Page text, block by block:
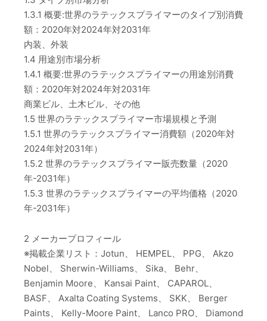
1.3.1 概要:世界のラテックスプライマーのタイプ別消費
額：2020年対2024年対2031年
内装、外装
1.4 用途別市場分析
1.4.1 概要:世界のラテックスプライマーの用途別消費
額：2020年対2024年対2031年
商業ビル、土木ビル、その他
1.5 世界のラテックスプライマー市場規模と予測
1.5.1 世界のラテックスプライマー消費額（2020年対
2024年対2031年）
1.5.2 世界のラテックスプライマー販売数量（2020
年-2031年）
1.5.3 世界のラテックスプライマーの平均価格（2020
年-2031年）
2 メーカープロフィール
※掲載企業リスト：Jotun、 HEMPEL、 PPG、 Akzo
Nobel、 Sherwin-Williams、 Sika、 Behr、
Benjamin Moore、 Kansai Paint、 CAPAROL、
BASF、 Axalta Coating Systems、 SKK、 Berger
Paints、 Kelly-Moore Paint、 Lanco PRO、 Diamond